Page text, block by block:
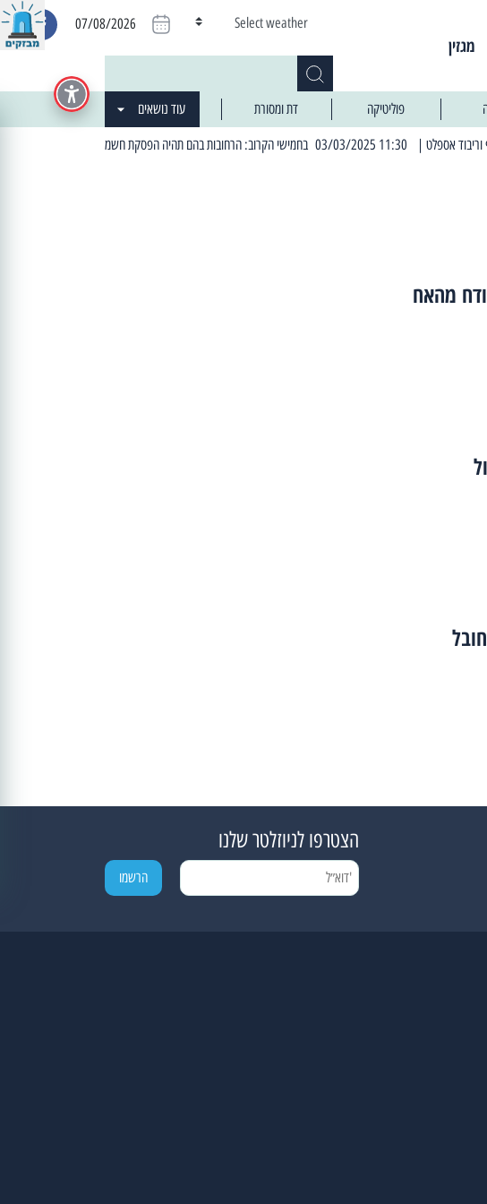
מגזין
Select weather
07/08/2026
פוליטיקה דת ומסורת עוד נושאים
| 11:30 03/03/2025 בחמישי הקרוב: הרחובות בהם תהיה הפסקת חשמל יזומה
מהאח
הצטרפו לניוזלטר שלנו